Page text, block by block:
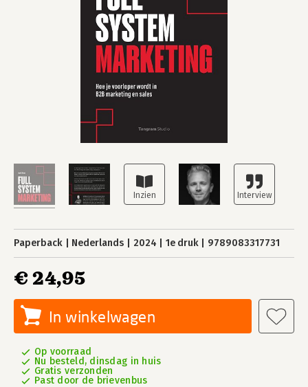
Paperback Nederlands 2024 1e druk 9789083317731
€ 24,95
In winkelwagen
Op voorraad
Nu besteld, dinsdag in huis
Gratis verzonden
Past door de brievenbus